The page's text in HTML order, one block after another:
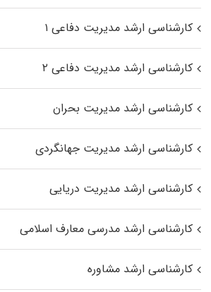
کارشناسی ارشد مدیریت دفاعی ۱
کارشناسی ارشد مدیریت دفاعی ۲
کارشناسی ارشد مدیریت بحران
کارشناسی ارشد مدیریت جهانگردی
کارشناسی ارشد مدیریت دریایی
کارشناسی ارشد مدرسی معارف اسلامی
کارشناسی ارشد مشاوره